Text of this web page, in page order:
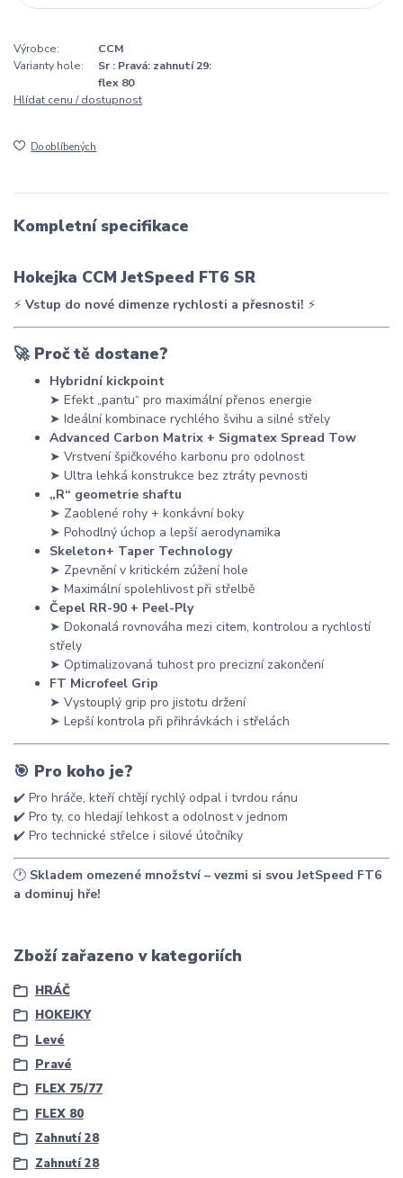
Výrobce:
CCM
Varianty hole:
Sr : Pravá: zahnutí 29:
flex 80
Hlídat cenu / dostupnost
Do oblíbených
Kompletní specifikace
Hokejka CCM JetSpeed FT6 SR
⚡ Vstup do nové dimenze rychlosti a přesnosti! ⚡
🚀 Proč tě dostane?
Hybridní kickpoint
➤ Efekt „pantu“ pro maximální přenos energie
➤ Ideální kombinace rychlého švihu a silné střely
Advanced Carbon Matrix + Sigmatex Spread Tow
➤ Vrstvení špičkového karbonu pro odolnost
➤ Ultra lehká konstrukce bez ztráty pevnosti
„R“ geometrie shaftu
➤ Zaoblené rohy + konkávní boky
➤ Pohodlný úchop a lepší aerodynamika
Skeleton+ Taper Technology
➤ Zpevnění v kritickém zúžení hole
➤ Maximální spolehlivost při střelbě
Čepel RR-90 + Peel-Ply
➤ Dokonalá rovnováha mezi citem, kontrolou a rychlostí
střely
➤ Optimalizovaná tuhost pro precizní zakončení
FT Microfeel Grip
➤ Vystouplý grip pro jistotu držení
➤ Lepší kontrola při přihrávkách i střelách
🎯 Pro koho je?
✔️ Pro hráče, kteří chtějí rychlý odpal i tvrdou ránu
✔️ Pro ty, co hledají lehkost a odolnost v jednom
✔️ Pro technické střelce i silové útočníky
🕐 Skladem omezené množství – vezmi si svou JetSpeed FT6
a dominuj hře!
Zboží zařazeno v kategoriích
HRÁČ
HOKEJKY
Levé
Pravé
FLEX 75/77
FLEX 80
Zahnutí 28
Zahnutí 28